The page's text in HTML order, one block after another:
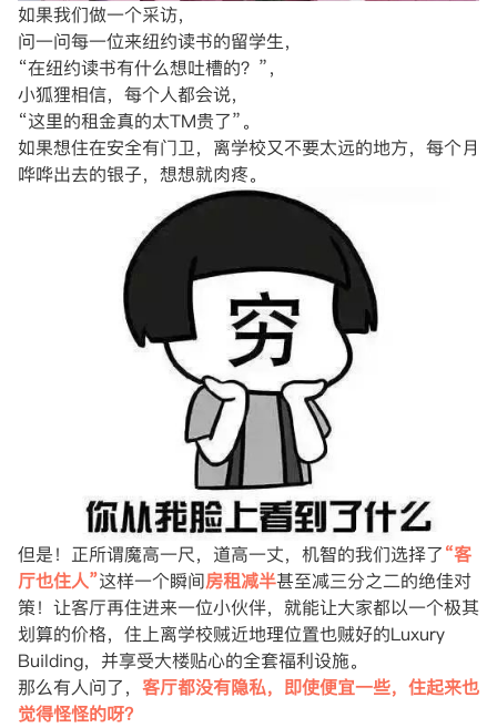
如果我们做一个采访，
问一问每一位来纽约读书的留学生，
“在纽约读书有什么想吐槽的？”，
小狐狸相信，每个人都会说，
“这里的租金真的太TM贵了”。
如果想住在安全有门卫，离学校又不要太远的地方，每个月
哗哗出去的银子，想想就肉疼。
但是！正所谓魔高一尺，道高一丈，机智的我们选择了“客
厅也住人”这样一个瞬间房租减半甚至减三分之二的绝佳对
策！让客厅再住进来一位小伙伴，就能让大家都以一个极其
划算的价格，住上离学校贼近地理位置也贼好的Luxury
Building，并享受大楼贴心的全套福利设施。
那么有人问了， 客厅都没有隐私，即使便宜一些，住起来也
觉得怪怪的呀？